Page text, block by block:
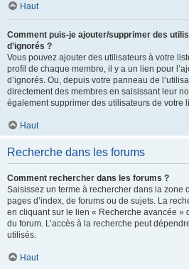
Haut
Comment puis-je ajouter/supprimer des
d’ignorés ?
Vous pouvez ajouter des utilisateurs à votre
profil de chaque membre, il y a un lien pour
d’ignorés. Ou, depuis votre panneau de
directement des membres en saisissant leur
également supprimer des utilisateurs de votre
Haut
Recherche dans les forums
Comment rechercher dans les forums ?
Saisissez un terme à rechercher dans la zone
pages d’index, de forums ou de sujets. La
en cliquant sur le lien « Recherche avancée »
du forum. L’accès à la recherche peut
utilisés.
Haut